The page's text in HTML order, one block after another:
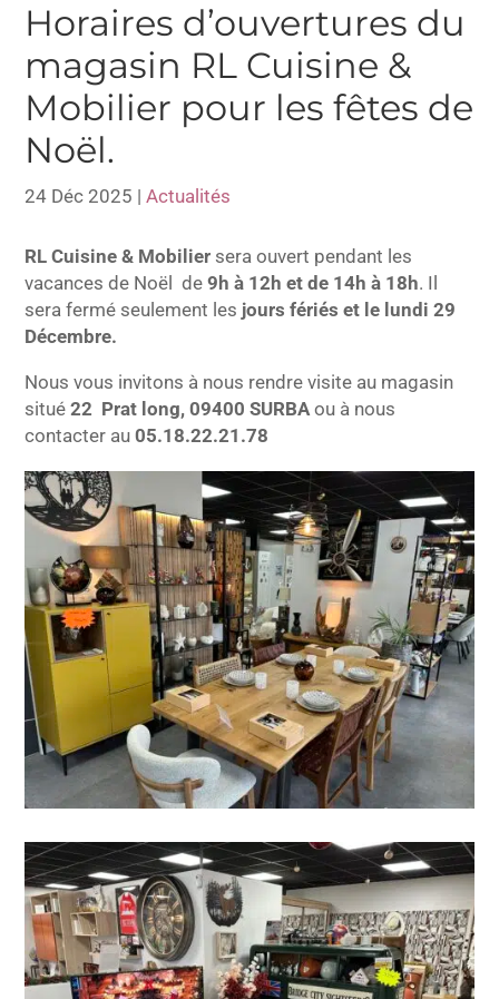
Horaires d’ouvertures du
magasin RL Cuisine &
Mobilier pour les fêtes de
Noël.
24 Déc 2025 |Actualités
RL Cuisine & Mobilier sera ouvert pendant les
vacances de Noël de9h à 12h et de 14h à 18h. Il
sera fermé seulement les jours fériés et le lundi 29
Décembre.
Nous vous invitons à nous rendre visite au magasin
situé22 Prat long, 09400 SURBAou à nous
contacter au 05.18.22.21.78